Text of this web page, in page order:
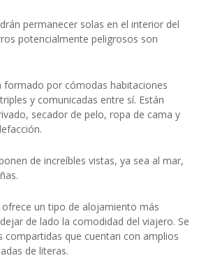
permanecer solas en el interior del
potencialmente peligrosos son
formado por cómodas habitaciones
y comunicadas entre sí. Están
secador de pelo, ropa de cama y
de increíbles vistas, ya sea al mar,
un tipo de alojamiento más
de lado la comodidad del viajero. Se
compartidas que cuentan con amplios
de literas.